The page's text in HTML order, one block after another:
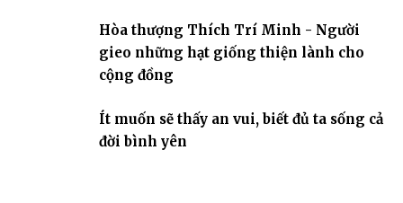
Hòa thượng Thích Trí Minh - Người
gieo những hạt giống thiện lành cho
cộng đồng
Ít muốn sẽ thấy an vui, biết đủ ta sống cả
đời bình yên